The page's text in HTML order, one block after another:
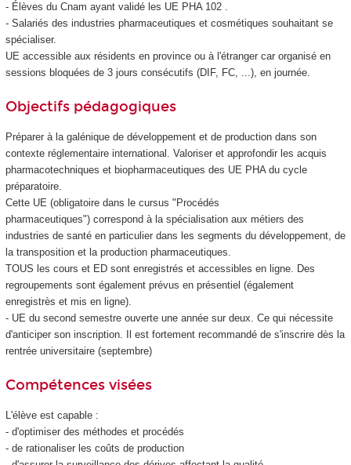
- Élèves du Cnam ayant validé les UE PHA 102 .
- Salariés des industries pharmaceutiques et cosmétiques souhaitant se
spécialiser.
UE accessible aux résidents en province ou à l'étranger car organisé en
sessions bloquées de 3 jours consécutifs (DIF, FC, ...), en journée.
Objectifs pédagogiques
Préparer à la galénique de développement et de production dans son
contexte réglementaire international. Valoriser et approfondir les acquis
pharmacotechniques et biopharmaceutiques des UE PHA du cycle
préparatoire.
Cette UE (obligatoire dans le cursus "Procédés
pharmaceutiques") correspond à la spécialisation aux métiers des
industries de santé en particulier dans les segments du développement, de
la transposition et la production pharmaceutiques.
TOUS les cours et ED sont enregistrés et accessibles en ligne. Des
regroupements sont également prévus en présentiel (également
enregistrès et mis en ligne).
- UE du second semestre ouverte une année sur deux. Ce qui nécessite
d'anticiper son inscription. Il est fortement recommandé de s'inscrire dès la
rentrée universitaire (septembre)
Compétences visées
L'élève est capable :
- d'optimiser des méthodes et procédés
- de rationaliser les coûts de production